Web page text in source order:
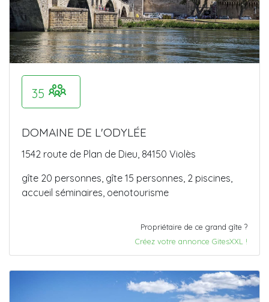
35
DOMAINE DE L'ODYLÉE
1542 route de Plan de Dieu, 84150 Violès
gîte 20 personnes, gîte 15 personnes, 2 piscines,
accueil séminaires, oenotourisme
Propriétaire de ce grand gîte ?
Créez votre annonce GitesXXL !